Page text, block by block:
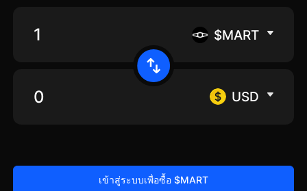
$MART
USD
เข้าสู่ระบบเพื่อซื้อ $MART